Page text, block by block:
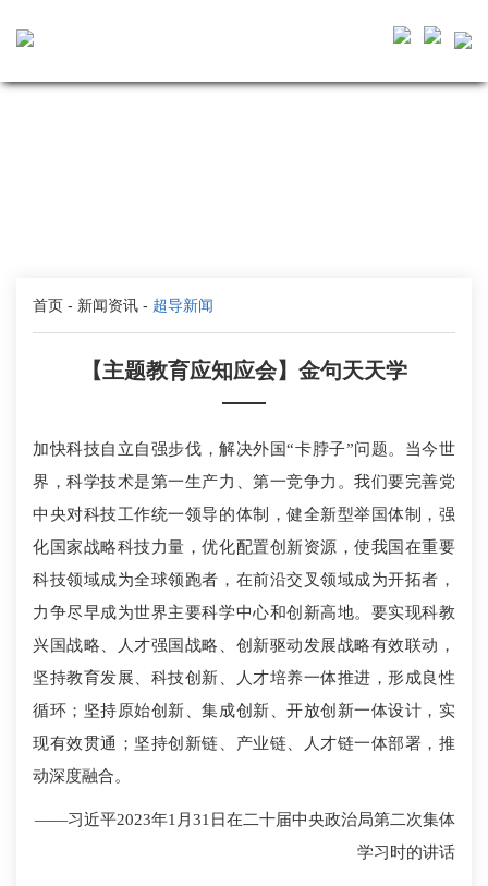
首页 - 新闻资讯 - 超导新闻
【主题教育应知应会】金句天天学
——
加快科技自立自强步伐，解决外国“卡脖子”问题。当今世
界，科学技术是第一生产力、第一竞争力。我们要完善党
中央对科技工作统一领导的体制，健全新型举国体制，强
化国家战略科技力量，优化配置创新资源，使我国在重要
科技领域成为全球领跑者，在前沿交叉领域成为开拓者，
力争尽早成为世界主要科学中心和创新高地。要实现科教
兴国战略、人才强国战略、创新驱动发展战略有效联动，
坚持教育发展、科技创新、人才培养一体推进，形成良性
循环；坚持原始创新、集成创新、开放创新一体设计，实
现有效贯通；坚持创新链、产业链、人才链一体部署，推
动深度融合。
——习近平2023年1月31日在二十届中央政治局第二次集体
学习时的讲话